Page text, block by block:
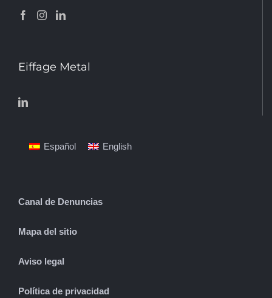
Eiffage Metal
Español English
Canal de Denuncias
Mapa del sitio
Aviso legal
Política de privacidad